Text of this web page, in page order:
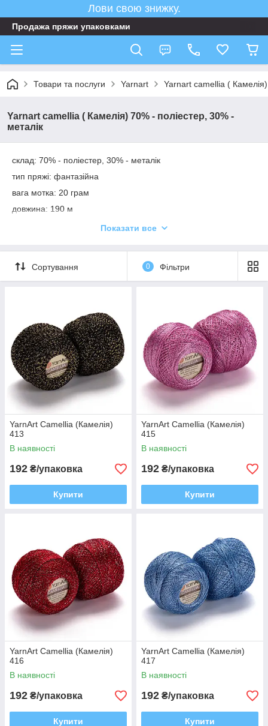
Лови свою знижку.
Продажа пряжи упаковками
Товари та послуги Yarnart Yarnart camellia (
Yarnart camellia ( Камелія) 70% - поліестер, 30% -
металік
склад: 70% - поліестер, 30% - металік
тип пряжі: фантазійна
вага мотка: 20 грам
довжина: 190 м
упаковка: 10 моп*20 грПоказати все
Сортування 0 Фільтри
YarnArt Camellia (Камелія)
413
В наявності
192 ₴/упаковка
Купити
YarnArt Camellia (Камелія)
415
В наявності
192 ₴/упаковка
Купити
YarnArt Camellia (Камелія)
416
В наявності
192 ₴/упаковка
Купити
YarnArt Camellia (Камелія)
417
В наявності
192 ₴/упаковка
Купити